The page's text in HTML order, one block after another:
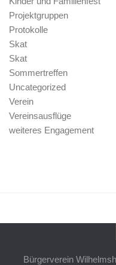
Projektgruppen
Protokolle
Skat
Skat
Sommertreffen
Uncategorized
Verein
Vereinsausflüge
weiteres Engagement
Bürgerverein